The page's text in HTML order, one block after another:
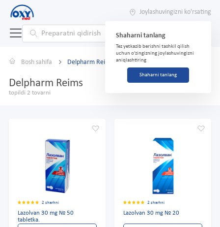
Joylashuvingizni ko'rsating
Shaharni tanlang
Tez yetkazib berishni tashkil qilish
uchun o'zingizning joylashuvingizni
aniqlashtiring
Shaharni tanlang
Bosh sahifa Delpharm Reims
Delpharm Reims
topildi 2 tovarni
2 sharhni
Lazolvan 30 mg № 50
tabletka.
2 sharhni
Lazolvan 30 mg № 20